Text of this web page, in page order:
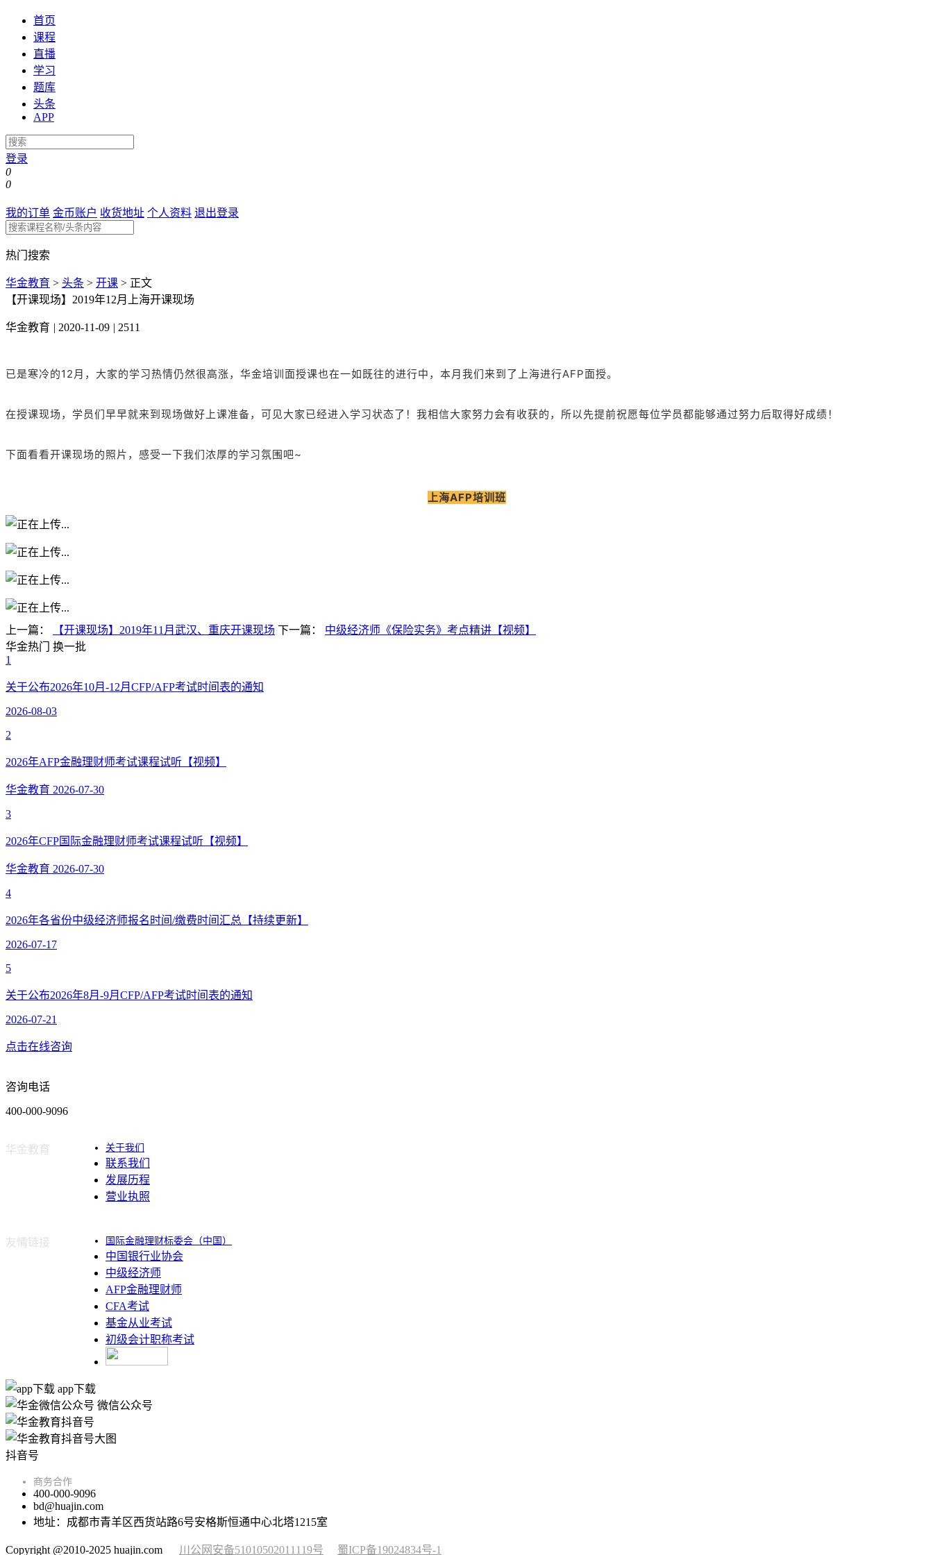
首页
课程
直播
学习
题库
头条
APP
登录
0
0
我的订单 金币账户 收货地址 个人资料 退出登录
热门搜索
华金教育 > 头条 > 开课 > 正文
【开课现场】2019年12月上海开课现场
华金教育 | 2020-11-09 | 2511
已是寒冷的12月，大家的学习热情仍然很高涨，华金培训面授课也在一如既往的进行中，本月我们来到了上海进行AFP面授。
在授课现场，学员们早早就来到现场做好上课准备，可见大家已经进入学习状态了！我相信大家努力会有收获的，所以先提前祝愿每位学员都能够通过努力后取得好成绩！
下面看看开课现场的照片，感受一下我们浓厚的学习氛围吧~
上海AFP培训班
上一篇： 【开课现场】2019年11月武汉、重庆开课现场 下一篇： 中级经济师《保险实务》考点精讲【视频】
华金热门
换一批
1
关于公布2026年10月-12月CFP/AFP考试时间表的通知
2026-08-03
2
2026年AFP金融理财师考试课程试听【视频】
华金教育 2026-07-30
3
2026年CFP国际金融理财师考试课程试听【视频】
华金教育 2026-07-30
4
2026年各省份中级经济师报名时间/缴费时间汇总【持续更新】
2026-07-17
5
关于公布2026年8月-9月CFP/AFP考试时间表的通知
2026-07-21
点击在线咨询
咨询电话
400-000-9096
华金教育 关于我们
联系我们
发展历程
营业执照
友情链接 国际金融理财标委会（中国）
中国银行业协会
中级经济师
AFP金融理财师
CFA考试
基金从业考试
初级会计职称考试
app下载
微信公众号
抖音号
商务合作
400-000-9096
bd@huajin.com
地址：成都市青羊区西货站路6号安格斯恒通中心北塔1215室
Copyright @2010-2025 huajin.com 川公网安备51010502011119号 蜀ICP备19024834号-1